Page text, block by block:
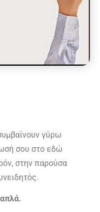
γύρω
σου στο εδώ
στην παρούσα